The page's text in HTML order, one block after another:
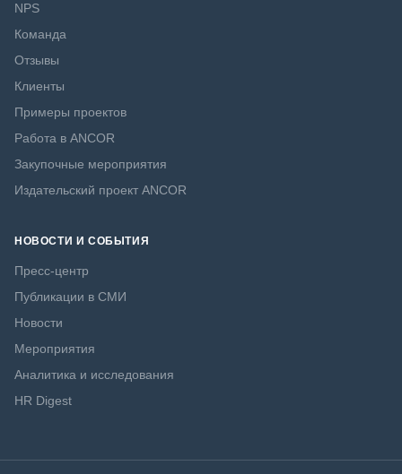
NPS
Команда
Отзывы
Клиенты
Примеры проектов
Работа в ANCOR
Закупочные мероприятия
Издательский проект ANCOR
НОВОСТИ И СОБЫТИЯ
Пресс-центр
Публикации в СМИ
Новости
Мероприятия
Аналитика и исследования
HR Digest